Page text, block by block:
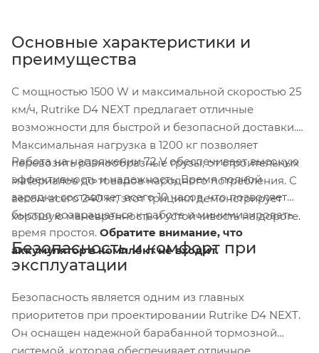
Основные характеристики и
преимущества
С мощностью 1500 W и максимальной скоростью 25
км/ч, Rutrike D4 NEXT предлагает отличные
возможности для быстрой и безопасной доставки.
Максимальная нагрузка в 1200 кг позволяет
перевозить разнообразные грузы, от строительных
материалов до товаров народного потребления. С
весом всего 240 кг, этот трицикл демонстрирует
хорошую маневренность и устойчивость на дороге.
Работа на напряжении 72 V обеспечивает высокую
эффективность и надежность. Время полной
зарядки составляет всего 10 часов, что позволяет
быстро возвращаться к работе и минимизировать
время простоя. Обратите внимание, что
аккумулятор в комплект не входит.
Безопасность и комфорт при
эксплуатации
Безопасность является одним из главных
приоритетов при проектировании Rutrike D4 NEXT.
Он оснащен надежной барабанной тормозной